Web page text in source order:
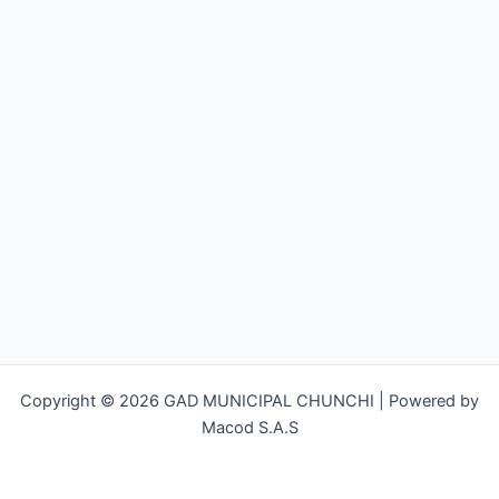
Copyright © 2026 GAD MUNICIPAL CHUNCHI | Powered by
Macod S.A.S